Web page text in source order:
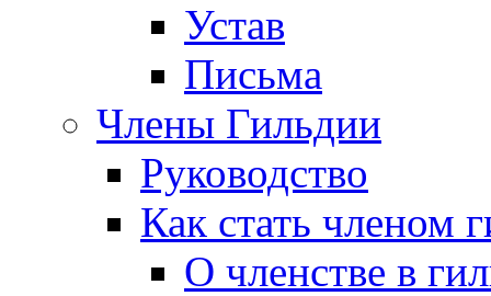
Устав
Письма
Члены Гильдии
Руководство
Как стать членом
О членстве в